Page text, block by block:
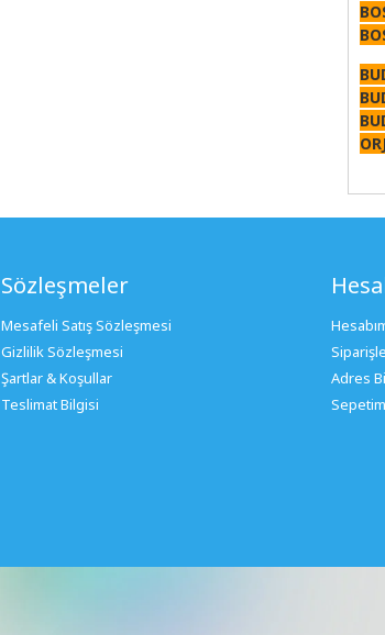
Sözleşmeler
Mesafeli Satış Sözleşmesi
Gizlilik Sözleşmesi
Şartlar & Koşullar
Teslimat Bilgisi
Adres
Sepetim